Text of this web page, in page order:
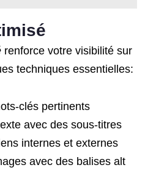
renforce votre visibilité sur
techniques essentielles:
clés pertinents
avec des sous-titres
internes et externes
avec des balises alt